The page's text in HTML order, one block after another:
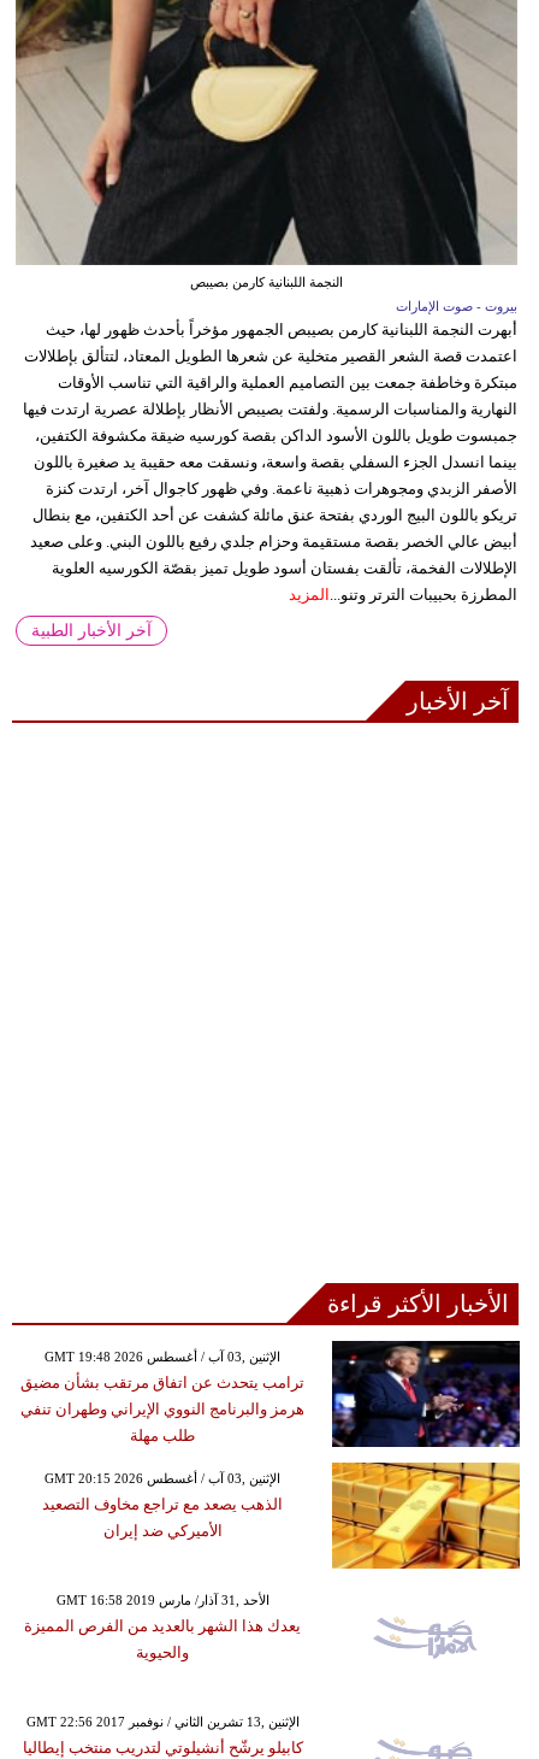
النجمة اللبنانية كارمن بصيبص
بيروت - صوت الإمارات
أبهرت النجمة اللبنانية كارمن بصيبص الجمهور مؤخراً بأحدث ظهور لها، حيث
اعتمدت قصة الشعر القصير متخلية عن شعرها الطويل المعتاد، لتتألق بإطلالات
مبتكرة وخاطفة جمعت بين التصاميم العملية والراقية التي تناسب الأوقات
النهارية والمناسبات الرسمية. ولفتت بصيبص الأنظار بإطلالة عصرية ارتدت فيها
جمبسوت طويل باللون الأسود الداكن بقصة كورسيه ضيقة مكشوفة الكتفين،
بينما انسدل الجزء السفلي بقصة واسعة، ونسقت معه حقيبة يد صغيرة باللون
الأصفر الزبدي ومجوهرات ذهبية ناعمة. وفي ظهور كاجوال آخر، ارتدت كنزة
تريكو باللون البيج الوردي بفتحة عنق مائلة كشفت عن أحد الكتفين، مع بنطال
أبيض عالي الخصر بقصة مستقيمة وحزام جلدي رفيع باللون البني. وعلى صعيد
الإطلالات الفخمة، تألقت بفستان أسود طويل تميز بقصّة الكورسيه العلوية
المطرزة بحبيبات الترتر وتنو... المزيد
آخر الأخبار الطبية
آخر الأخبار
الأخبار الأكثر قراءة
GMT 19:48 2026 الإثنين ,03 آب / أغسطس
ترامب يتحدث عن اتفاق مرتقب بشأن مضيق
هرمز والبرنامج النووي الإيراني وطهران تنفي
طلب مهلة
GMT 20:15 2026 الإثنين ,03 آب / أغسطس
الذهب يصعد مع تراجع مخاوف التصعيد
الأميركي ضد إيران
GMT 16:58 2019 الأحد ,31 آذار/ مارس
يعدك هذا الشهر بالعديد من الفرص المميزة
والحيوية
GMT 22:56 2017 الإثنين ,13 تشرين الثاني / نوفمبر
كابيلو يرشّح أنشيلوتي لتدريب منتخب إيطاليا